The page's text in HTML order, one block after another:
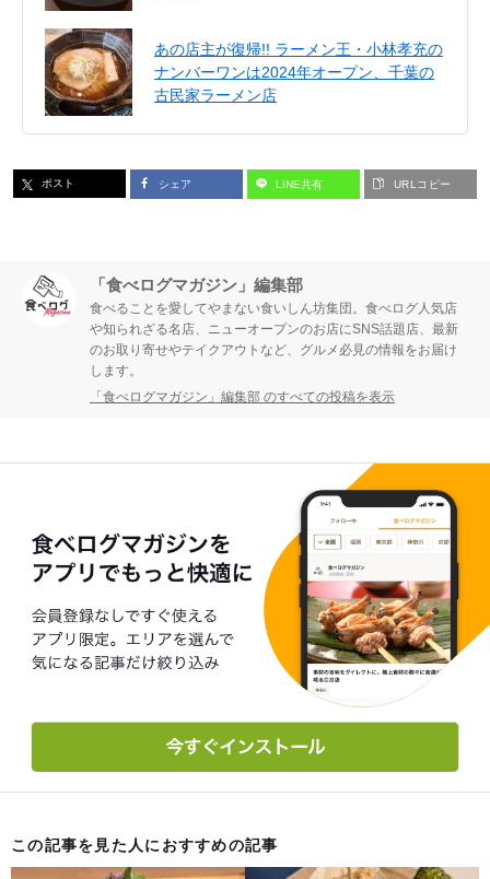
あの店主が復帰!! ラーメン王・小林孝充の
ナンバーワンは2024年オープン、千葉の
古民家ラーメン店
ポスト シェア LINE共有 URLコピー
「食べログマガジン」編集部
食べることを愛してやまない食いしん坊集団。食べログ人気店
や知られざる名店、ニューオープンのお店にSNS話題店、最新
のお取り寄せやテイクアウトなど、グルメ必見の情報をお届け
します。
「食べログマガジン」編集部 のすべての投稿を表示
この記事を見た人におすすめの記事